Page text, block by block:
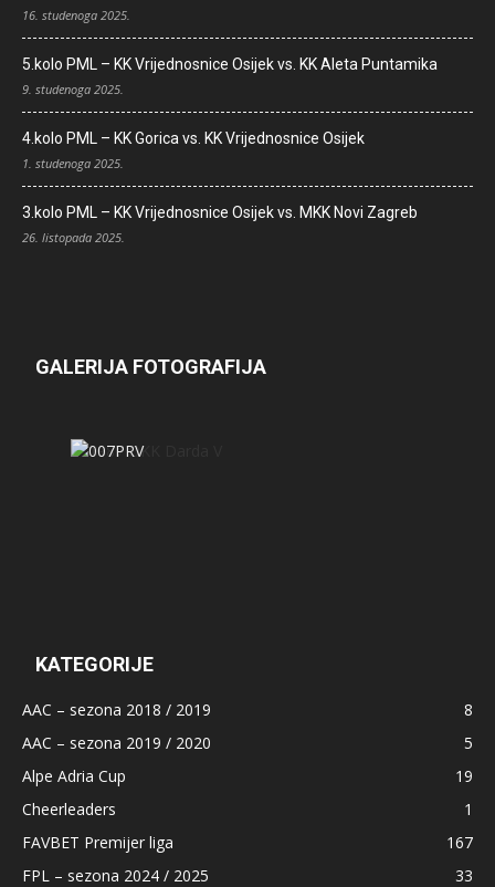
16. studenoga 2025.
5.kolo PML – KK Vrijednosnice Osijek vs. KK Aleta Puntamika
9. studenoga 2025.
4.kolo PML – KK Gorica vs. KK Vrijednosnice Osijek
1. studenoga 2025.
3.kolo PML – KK Vrijednosnice Osijek vs. MKK Novi Zagreb
26. listopada 2025.
GALERIJA FOTOGRAFIJA
KATEGORIJE
AAC – sezona 2018 / 2019
8
AAC – sezona 2019 / 2020
5
Alpe Adria Cup
19
Cheerleaders
1
FAVBET Premijer liga
167
FPL – sezona 2024 / 2025
33